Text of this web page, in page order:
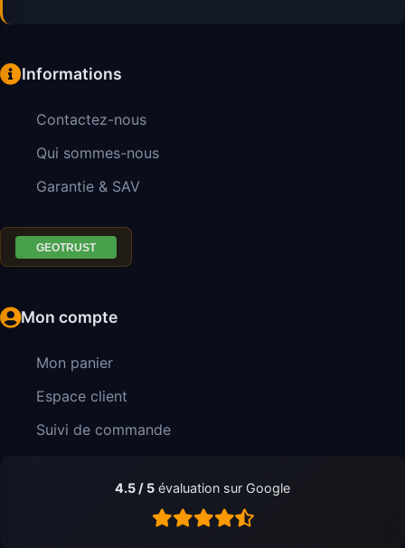
Informations
Contactez-nous
Qui sommes-nous
Garantie & SAV
Mon compte
Mon panier
Espace client
Suivi de commande
4.5 / 5 évaluation sur Google